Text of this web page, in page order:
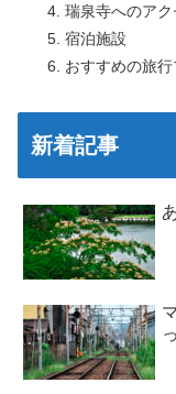
瑞泉寺へのア
宿泊施設
おすすめの旅行
新着記事